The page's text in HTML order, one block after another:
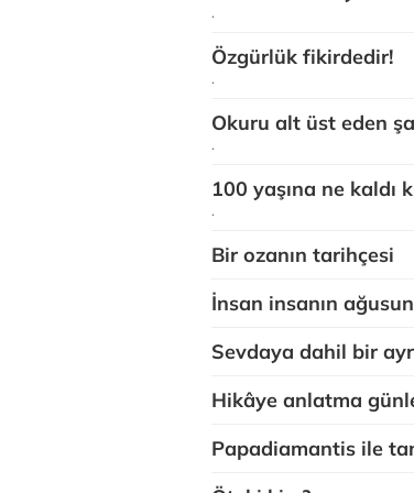
.
Özgürlük fikirdedir!
.
Okuru alt üst eden
.
100 yaşına ne kaldı
.
Bir ozanın tarihçesi
İnsan insanın
Sevdaya dahil bir
Hikâye anlatma
Papadiamantis ile